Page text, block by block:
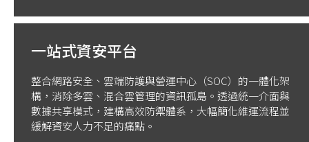
一站式資安平台
整合網路安全、雲端防護與營運中心（SOC）的一體化架
構，消除多雲、混合雲管理的資訊孤島。透過統一介面與
數據共享模式，建構高效防禦體系，大幅簡化維運流程並
緩解資安人力不足的痛點。